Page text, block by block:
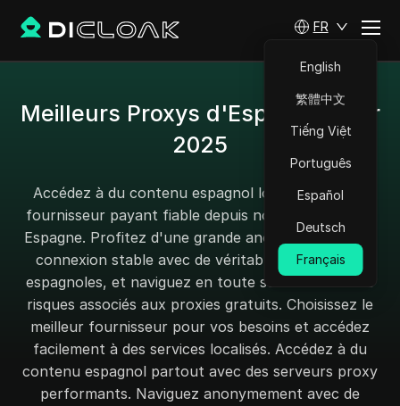
FR
English
繁體中文
Tiếng Việt
Português
Español
Deutsch
Français
Meilleurs Proxys d'Espagne pour
2025
Accédez à du contenu espagnol localisé avec un
fournisseur payant fiable depuis notre page Proxy
Espagne. Profitez d'une grande anonymat et d'une
connexion stable avec de véritables adresses IP
espagnoles, et naviguez en toute sécurité sans les
risques associés aux proxies gratuits. Choisissez le
meilleur fournisseur pour vos besoins et accédez
facilement à des services localisés. Accédez à du
contenu espagnol partout avec des serveurs proxy
performants. Naviguez anonymement avec de